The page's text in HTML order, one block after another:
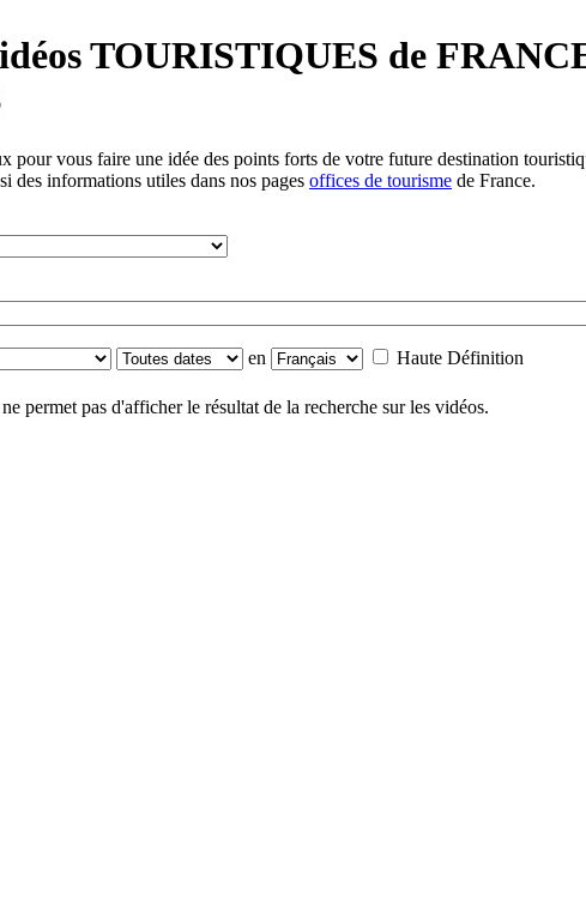
TOURISTIQUES de
pour vous faire une idée des points forts de votre future destination
des informations utiles dans nos pages offices de tourisme de France.
en Haute Définition
permet pas d'afficher le résultat de la recherche sur les vidéos.